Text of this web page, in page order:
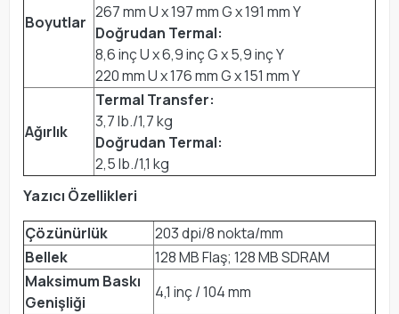
Boyutlar
267 mm U x 197 mm G x 191 mm Y
Doğrudan Termal:
8,6 inç U x 6,9 inç G x 5,9 inç Y
220 mm U x 176 mm G x 151 mm Y
Ağırlık
Termal Transfer:
3,7 lb./1,7 kg
Doğrudan Termal:
2,5 lb./1,1 kg
Yazıcı Özellikleri
Çözünürlük
203 dpi/8 nokta/mm
Bellek
128 MB Flaş; 128 MB SDRAM
Maksimum Baskı
Genişliği
4,1 inç / 104 mm